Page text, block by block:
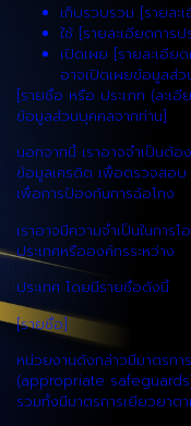
เก็บรวบรวม [รายละ
ใช้ [รายละเอียดการ
เปิดเผย [รายละเอี
อาจเปิดเผยข้อมูลส่
[รายชื่อ หรือ ประเภท (ละเอี
ข้อมูลส่วนบุคคลจากท่าน]
นอกจากนี้ เราอาจจำเป็นต้
ข้อมูลเครดิต เพื่อตรวจสอบ
เพื่อการป้องกันการฉ้อโกง
เราอาจมีความจำเป็นในกา
ประเทศหรือองค์กรระหว่าง
ประเทศ โดยมีรายชื่อดังนี้
[รายชื่อ]
หน่วยงานดังกล่าวมีมาตรก
(appropriate safeguards)
รวมทั้งมีมาตรการเยียวยาต